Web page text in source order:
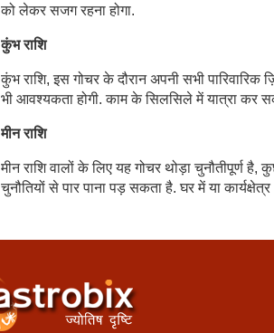
को लेकर सजग रहना होगा.
कुंभ राशि
कुंभ राशि, इस गोचर के दौरान अपनी सभी
भी आवश्यकता होगी. काम के सिलसिले में यात्रा कर
मीन राशि
मीन राशि वालों के लिए यह गोचर थोड़ा चुनौतीपूर्ण
चुनौतियों से पार पाना पड़ सकता है. घर में या